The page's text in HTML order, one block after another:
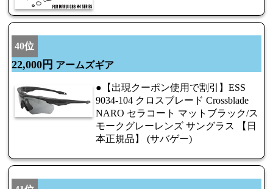
40位
22,000円 アームズギア
●【出現クーポン使用で割引】ESS
9034-104 クロスブレード Crossblade
NARO セラコート マットブラック/ス
モークグレーレンズ サングラス 【日
本正規品】 (サバゲー)